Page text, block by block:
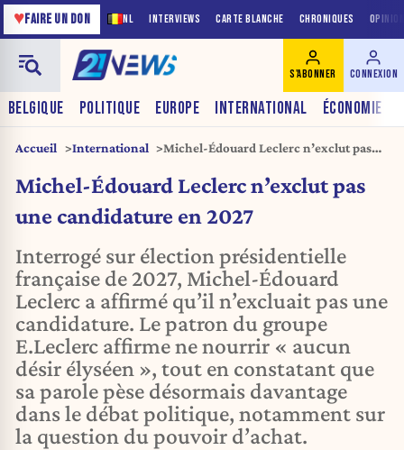
NL INTERVIEWS CARTE BLANCHE CHRONIQUES
♥FAIRE UN DON
BELGIQUE POLITIQUE EUROPE INTERNATIONAL ÉCONOMIE
S'ABONNER CONNEXION
Accueil International
Michel-Édouard Leclerc n’exclut pas
Michel-Édouard Leclerc n’exclut pas
une candidature en 2027
Interrogé sur élection présidentielle
française de 2027, Michel-Édouard
Leclerc a affirmé qu’il n’excluait pas une
candidature. Le patron du groupe
E.Leclerc affirme ne nourrir « aucun
désir élyséen », tout en constatant que
sa parole pèse désormais davantage
dans le débat politique, notamment sur
la question du pouvoir d’achat.